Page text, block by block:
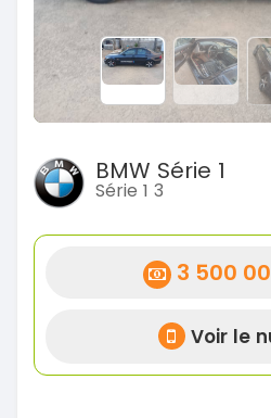
BMW Série 1
Série 1 3
3 500
Voir le